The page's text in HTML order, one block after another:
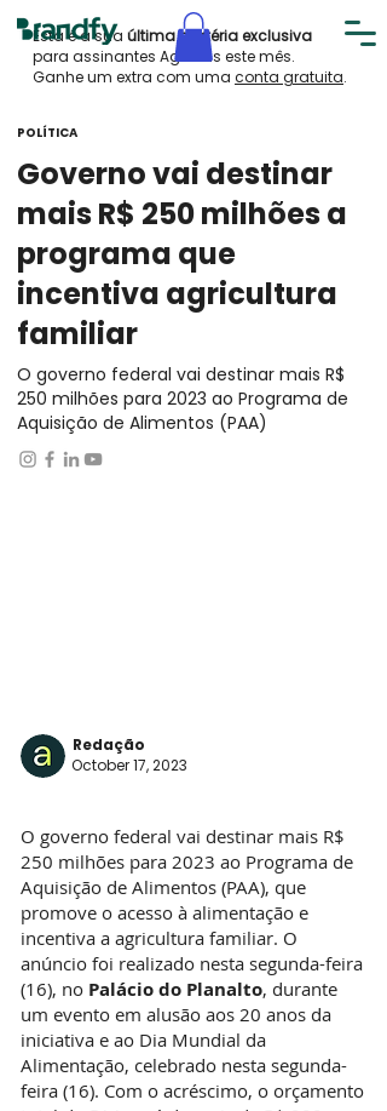
Esta é a sua última matéria exclusiva
para assinantes AgroPills este mês.
Ganhe um extra com uma conta gratuita.
POLÍTICA
Governo vai destinar
mais R$ 250 milhões a
programa que
incentiva agricultura
familiar
O governo federal vai destinar mais R$
250 milhões para 2023 ao Programa de
Aquisição de Alimentos (PAA)
Redação
October 17, 2023
O governo federal vai destinar mais R$
250 milhões para 2023 ao Programa de
Aquisição de Alimentos (PAA), que
promove o acesso à alimentação e
incentiva a agricultura familiar. O
anúncio foi realizado nesta segunda-feira
(16), no Palácio do Planalto, durante
um evento em alusão aos 20 anos da
iniciativa e ao Dia Mundial da
Alimentação, celebrado nesta segunda-
feira (16). Com o acréscimo, o orçamento